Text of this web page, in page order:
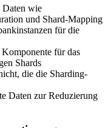
Daten wie
und Shard-Mapping
für die
für das
Shards
die die Sharding-
Daten zur Reduzierung